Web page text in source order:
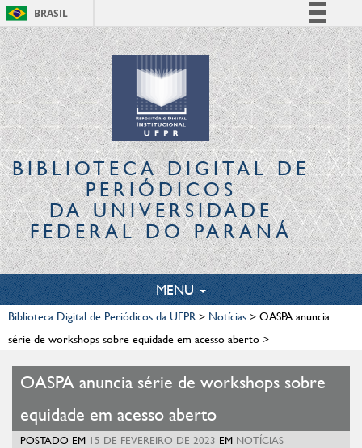
BRASIL
Simplifique!
Comunica BR
Participe
Acesso à informação
Legislação
Canais
BIBLIOTECA DIGITALDE
PERIÓDICOS
DA UNIVERSIDADE
FEDERAL DO PARANÁ
TOGGLE
NAVIGATION
MENU
Biblioteca Digital de Periódicos da UFPR> Notícias>OASPA anuncia
série de workshops sobre equidade em acesso aberto>
OASPA anuncia série de workshops sobre
equidade em acesso aberto
POSTADO EM 15 DE FEVEREIRO DE 2023 EM NOTÍCIAS